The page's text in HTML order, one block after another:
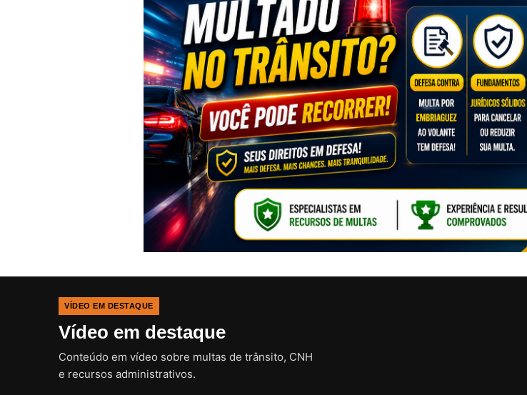
VÍDEO EM DESTAQUE
Vídeo em destaque
Conteúdo em vídeo sobre multas de trânsito, CNH
e recursos administrativos.